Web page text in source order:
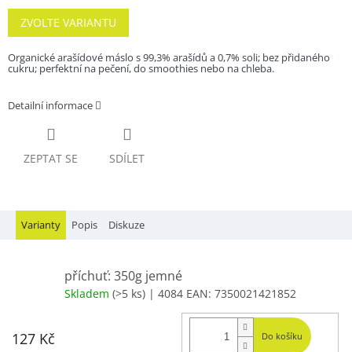
Měrná
cena:
ZVOLTE VARIANTU
Organické arašídové máslo s 99,3% arašídů a 0,7% soli; bez přidaného
cukru; perfektní na pečení, do smoothies nebo na chleba.
Detailní informace
ZEPTAT SE SDÍLET
Varianty Popis Diskuze
příchuť: 350g jemné
Skladem (>5 ks) | 4084 EAN: 7350021421852
127 Kč Do košíku